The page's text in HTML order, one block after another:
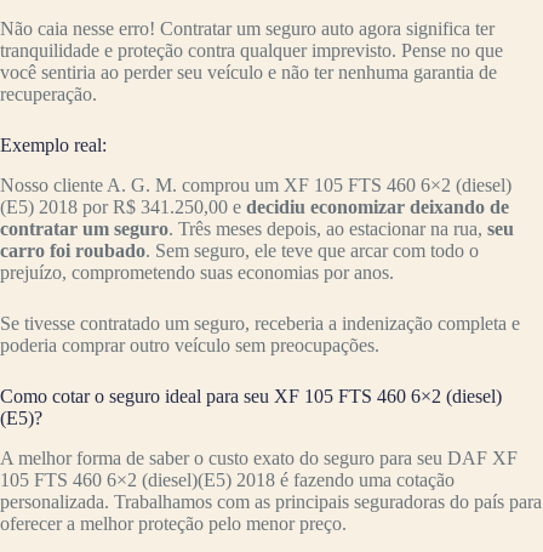
Não caia nesse erro! Contratar um seguro auto agora significa ter
tranquilidade e proteção contra qualquer imprevisto. Pense no que
você sentiria ao perder seu veículo e não ter nenhuma garantia de
recuperação.
Exemplo real:
Nosso cliente A. G. M. comprou um XF 105 FTS 460 6×2 (diesel)
(E5) 2018 por R$ 341.250,00 e decidiu economizar deixando de
contratar um seguro. Três meses depois, ao estacionar na rua, seu
carro foi roubado. Sem seguro, ele teve que arcar com todo o
prejuízo, comprometendo suas economias por anos.
Se tivesse contratado um seguro, receberia a indenização completa e
poderia comprar outro veículo sem preocupações.
Como cotar o seguro ideal para seu XF 105 FTS 460 6×2 (diesel)
(E5)?
A melhor forma de saber o custo exato do seguro para seu DAF XF
105 FTS 460 6×2 (diesel)(E5) 2018 é fazendo uma cotação
personalizada. Trabalhamos com as principais seguradoras do país para
oferecer a melhor proteção pelo menor preço.